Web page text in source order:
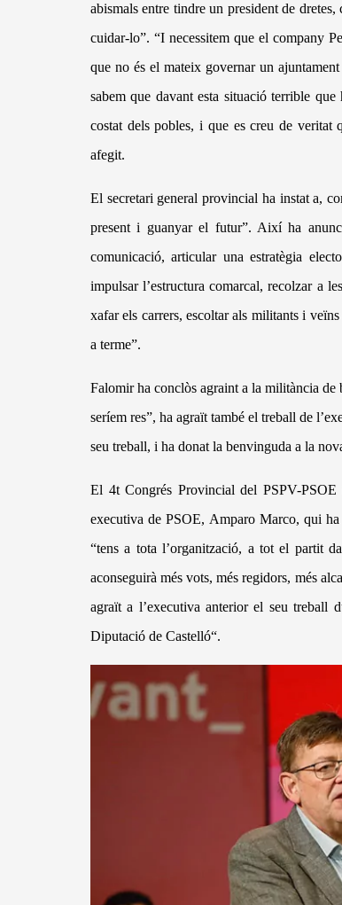
abismals entre tindre un president de
cuidar-lo”. “I necessitem que el company
que noés el mateix governar un
sabem que davant esta situacióterrible que
costat dels pobles, i que es creu de veritat
afegit.
El secretari general provincial ha instat a,
present i guanyar el futur”. Aixíha
comunicació, articular una estratègia
impulsar l’estructura comarcal, recolzar a
xafar els carrers, escoltar als militants i veï
a terme”.
Falomir ha conclòs agraint a la militància de
seríem res”, ha agraït tambéel treball de
seu treball, i ha donat la benvinguda a la
El 4t Congrés Provincial del PSPV-PSOE
executiva de PSOE, Amparo Marco, qui
“tens a tota l’organització, a tot el partit
aconseguirà més vots, més regidors, més
agraït a l’executiva anterior el seu treball
Diputació de Castelló“.